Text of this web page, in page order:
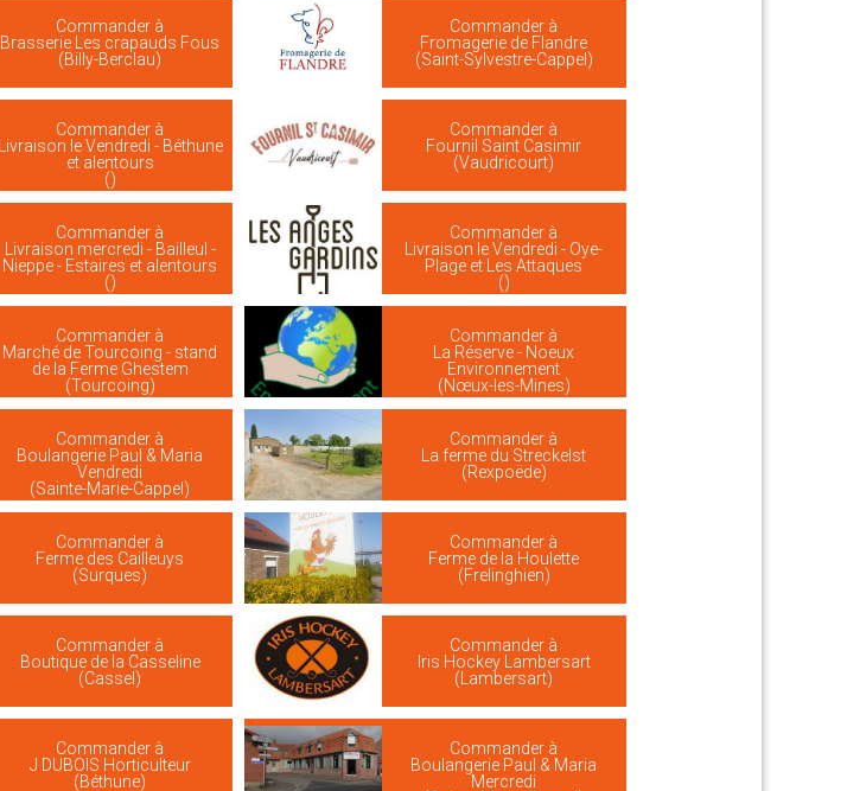
Commander à
Brasserie Les crapauds Fous
(Billy-Berclau)
Commander à
Fromagerie de Flandre
(Saint-Sylvestre-Cappel)
Commander à
Livraison le Vendredi - Béthune
et alentours
()
Commander à
Fournil Saint Casimir
(Vaudricourt)
Commander à
Livraison mercredi - Bailleul -
Nieppe - Estaires et alentours
()
Commander à
Livraison le Vendredi - Oye-
Plage et Les Attaques
()
Commander à
Marché de Tourcoing - stand
de la Ferme Ghestem
(Tourcoing)
Commander à
La Réserve - Noeux
Environnement
(Nœux-les-Mines)
Commander à
Boulangerie Paul & Maria
Vendredi
(Sainte-Marie-Cappel)
Commander à
La ferme du Streckelst
(Rexpoëde)
Commander à
Ferme des Cailleuys
(Surques)
Commander à
Ferme de la Houlette
(Frelinghien)
Commander à
Boutique de la Casseline
(Cassel)
Commander à
Iris Hockey Lambersart
(Lambersart)
Commander à
J DUBOIS Horticulteur
(Béthune)
Commander à
Boulangerie Paul & Maria
Mercredi